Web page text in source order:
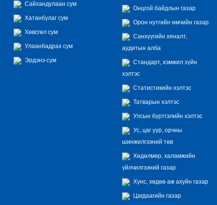
Сайхандулаан сум
Хатанбулаг сум
Хөвсгөл сум
Улаанбадрах сум
Эрдэнэ сум
Онцгой байдлын газар
Орон нутгийн өмчийн газар
Санхүүгийн хяналт,
аудитын алба
Стандарт, хэмжил зүйн
хэлтэс
Статистикийн хэлтэс
Татварын хэлтэс
Улсын бүртгэлийн хэлтэс
Ус, цаг уур, орчны
шинжилгээний төв
Хөдөлмөр, халамжийн
үйлчилгээний газар
Хүнс, хөдөө аж ахуйн газар
Цагдаагийн газар